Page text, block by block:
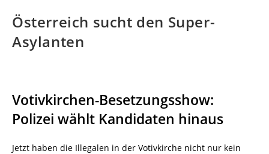
Österreich sucht den Super-
Asylanten
Votivkirchen-Besetzungsshow:
Polizei wählt Kandidaten hinaus
Jetzt haben die Illegalen in der Votivkirche nicht nur kein